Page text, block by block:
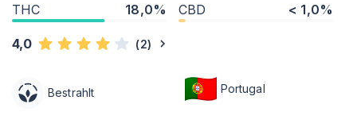
THC 18,0% CBD < 1,0%
4,0 (2)
Bestrahlt Portugal